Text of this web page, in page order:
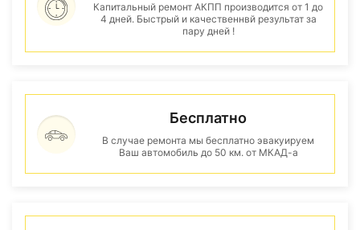
Капитальный ремонт АКПП производится от 1 до
4 дней. Быстрый и качественнвй результат за
пару дней !
Бесплатно
В случае ремонта мы бесплатно эвакуируем
Ваш автомобиль до 50 км. от МКАД-а